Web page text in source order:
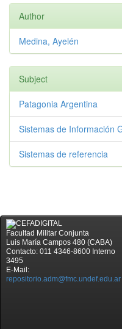
Author
Medina, Ayelén
Subject
Patagonia Argentina
Sistemas de Información
Sistemas de referencia
Facultad Militar Conjunta
Luis María Campos 480 (CABA)
Contacto: 011 4346-8600 Interno
3495
E-Mail:
repositorio.adm@fmc.undef.edu.ar